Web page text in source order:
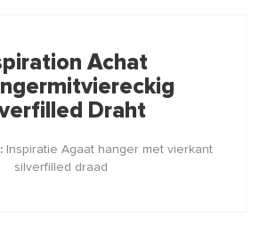
ook interessant
Achat
Draht
Inspiratie Agaat hanger met vierkant
silverfilled draad